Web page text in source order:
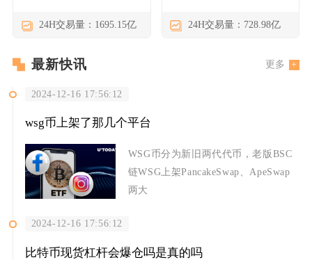
24H交易量：1695.15亿 24H交易量：728.98亿
最新快讯 更多
2024-12-16 17:56:12
wsg币上架了那几个平台
WSG币分为新旧两代代币，老版BSC
链WSG上架PancakeSwap、ApeSwap
两大
2024-12-16 17:56:12
比特币现货杠杆会爆仓吗是真的吗